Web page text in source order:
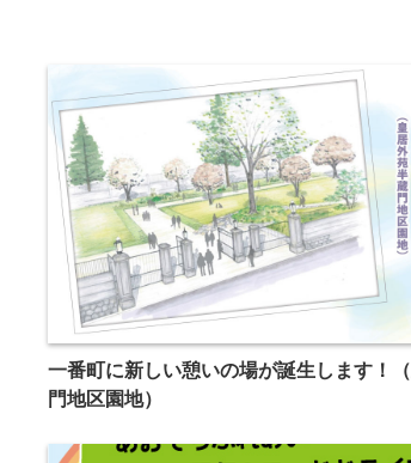
一番町に新しい憩いの場が誕生します！
門地区園地）